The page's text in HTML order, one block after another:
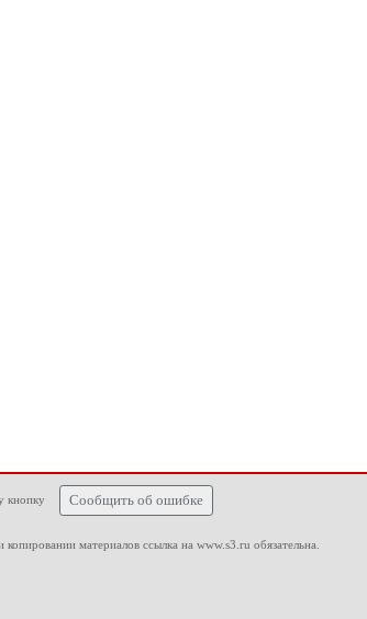
кнопку Сообщить об ошибке
материалов ссылка на www.s3.ru обязательна.